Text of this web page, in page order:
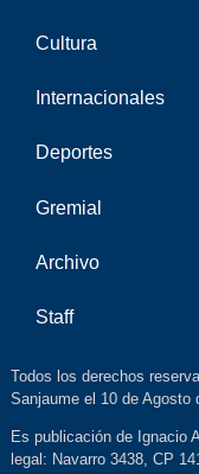
Cultura
Internacionales
Deportes
Gremial
Archivo
Staff
Todos los derechos
Sanjaume el 10 de Agosto
Es publicación de Ignacio
legal: Navarro 3438, CP